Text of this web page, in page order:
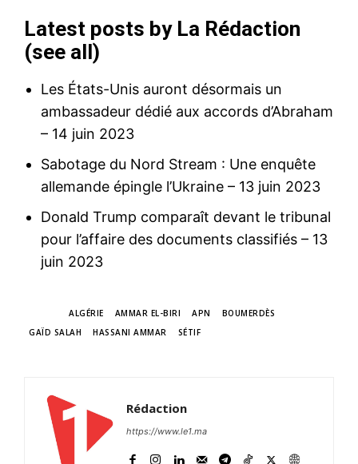
Formules d’abonnement
Mon compte
par la mafia au pouvoir
Paraplégique, muet et
Abdelaziz Bouteflika a été
candidat aux présidentielles
de 2019 par ses «geôliers»,
présidentielle qui regroupe le
MPA. Une décision qui non
3 February 2019
FAR : le général Berrid
In "Nation"
Le1Facts : 14 août 1979,
In "Nation"
Latest posts by La Rédaction
(see all)
Les États-Unis auront désormais un
ambassadeur dédié aux accords d’Abraham
– 14 juin 2023
Sabotage du Nord Stream : Une enquête
allemande épingle l’Ukraine – 13 juin 2023
Donald Trump comparaît devant le tribunal
pour l’affaire des documents classifiés – 13
juin 2023
ALGÉRIE AMMAR EL-BIRI APN
BOUMERDÈS
GAÏD SALAH
HASSANI AMMAR SÉTIF
Rédaction
https://www.le1.ma